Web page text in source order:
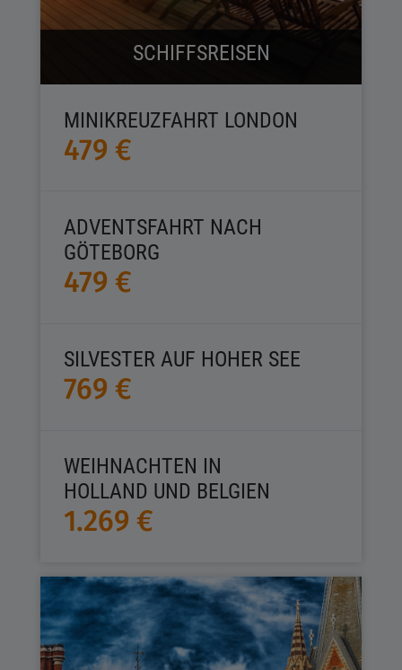
SCHIFFSREISEN
MINIKREUZFAHRT LONDON
479 €
ADVENTSFAHRT NACH
GÖTEBORG
479 €
SILVESTER AUF HOHER SEE
769 €
WEIHNACHTEN IN
HOLLAND UND BELGIEN
1.269 €